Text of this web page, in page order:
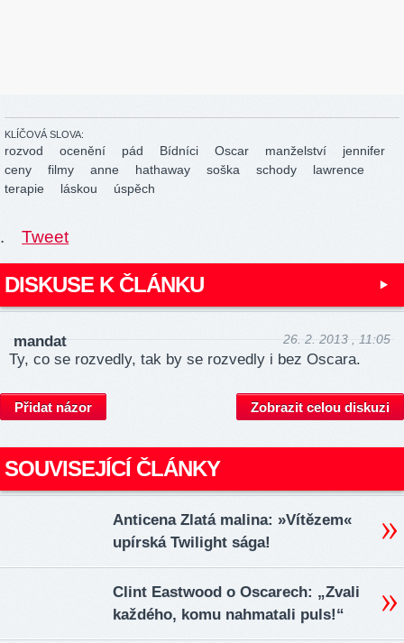
KLÍČOVÁ SLOVA:
rozvod ocenění pád Bídníci Oscar manželství
jennifer
ceny
filmy anne hathaway soška schody
lawrence
terapie
láskou úspěch
. Tweet
DISKUSE K ČLÁNKU
mandat 26. 2. 2013 , 11:05
Ty, co se rozvedly, tak by se rozvedly i bez Oscara.
Přidat názor Zobrazit celou diskuzi
SOUVISEJÍCÍ ČLÁNKY
Anticena Zlatá malina: »Vítězem«
upírská Twilight sága!
Clint Eastwood o Oscarech: „Zvali
každého, komu nahmatali puls!“